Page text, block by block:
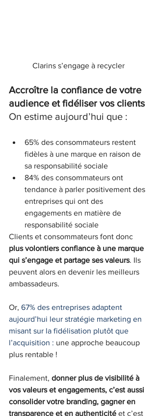
Clarins s’engage à recycler
Accroître la confiance de votre
audience et fidéliser vos clients
On estime aujourd’hui que :
65% des consommateurs restent
fidèles à une marque en raison de
sa responsabilité sociale
84% des consommateurs ont
tendance à parler positivement des
entreprises qui ont des
engagements en matière de
responsabilité sociale
Clients et consommateurs font donc
plus volontiers confiance à une marque
qui s’engage et partage ses valeurs. Ils
peuvent alors en devenir les meilleurs
ambassadeurs.
Or, 67% des entreprises adaptent
aujourd’hui leur stratégie marketing en
misant sur la fidélisation plutôt que
l’acquisition : une approche beaucoup
plus rentable !
Finalement, donner plus de visibilité à
vos valeurs et engagements, c’est aussi
consolider votre branding, gagner en
transparence et en authenticité et c’est